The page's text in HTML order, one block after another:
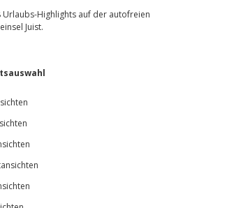
Urlaubs-Highlights auf der autofreien
Juist.